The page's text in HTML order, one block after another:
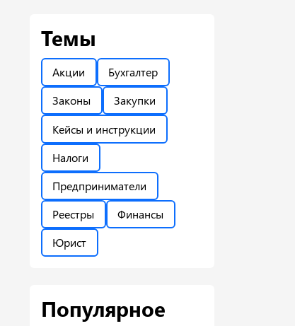
Темы
Акции
Бухгалтер
Законы
Закупки
Кейсы и инструкции
Налоги
Предприниматели
Реестры
Финансы
Юрист
Популярное